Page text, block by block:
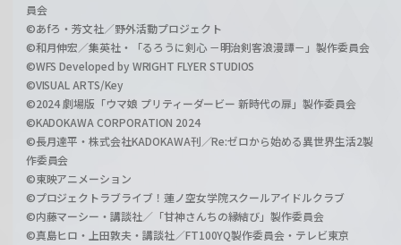
員会
©あfろ・芳文社／野外活動プロジェクト
©和月伸宏／集英社・「るろうに剣心 －明治剣客浪漫譚－」製作委員会
©WFS Developed by WRIGHT FLYER STUDIOS
©VISUAL ARTS/Key
©2024 劇場版「ウマ娘 プリティーダービー 新時代の扉」製作委員会
©KADOKAWA CORPORATION 2024
©長月達平・株式会社KADOKAWA刊／Re:ゼロから始める異世界生活2製
作委員会
©東映アニメーション
©プロジェクトラブライブ！蓮ノ空女学院スクールアイドルクラブ
©内藤マーシー・講談社／「甘神さんちの縁結び」製作委員会
©真島ヒロ・上田敦夫・講談社／FT100YQ製作委員会・テレビ東京